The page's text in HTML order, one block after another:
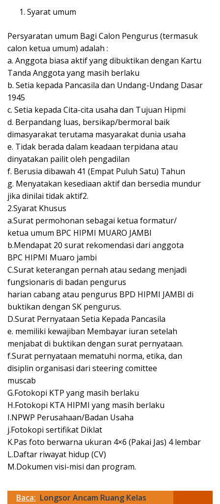
Syarat umum
Persyaratan umum Bagi Calon Pengurus (termasuk
calon ketua umum) adalah :
a. Anggota biasa aktif yang dibuktikan dengan Kartu
Tanda Anggota yang masih berlaku
b. Setia kepada Pancasila dan Undang-Undang Dasar
1945
c. Setia kepada Cita-cita usaha dan Tujuan Hipmi
d. Berpandang luas, bersikap/bermoral baik
dimasyarakat terutama masyarakat dunia usaha
e. Tidak berada dalam keadaan terpidana atau
dinyatakan pailit oleh pengadilan
f. Berusia dibawah 41 (Empat Puluh Satu) Tahun
g. Menyatakan kesediaan aktif dan bersedia mundur
jika dinilai tidak aktif2.
2.Syarat Khusus
a.Surat permohonan sebagai ketua formatur/
ketua umum BPC HIPMI MUARO JAMBI
b.Mendapat 20 surat rekomendasi dari anggota
BPC HIPMI Muaro jambi
C.Surat keterangan pernah atau sedang menjadi
fungsionaris di badan pengurus
harian cabang atau pengurus BPD HIPMI JAMBI di
buktikan dengan SK pengurus.
D.Surat Pernyataan Setia Kepada Pancasila
e. memiliki kewajiban Membayar iuran setelah
menjabat di buktikan dengan surat pernyataan.
f.Surat pernyataan mematuhi norma, etika, dan
disiplin organisasi dari steering comittee
muscab
G.Fotokopi KTP yang masih berlaku
H.Fotokopi KTA HIPMI yang masih berlaku
I.NPWP Perusahaan/Badan Usaha
j.Fotokopi sertifikat Diklat
K.Pas foto berwarna ukuran 4×6 (Pakai Jas) 4 lembar
L.Daftar riwayat hidup (CV)
M.Dokumen visi-misi dan program.
Baca: Longsor Ancam Ruang Kelas